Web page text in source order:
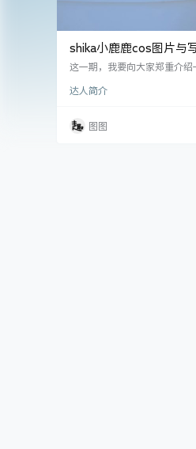
shika小鹿鹿cos图片与
小鹿乱撞本剧情怎么了
这一期，我要向大家郑重介绍
海，生日是1996年11月23日
达人简介
图图